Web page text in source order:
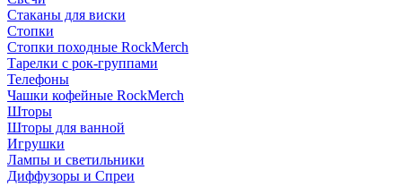
Стаканы для виски
Стопки
Стопки походные RockMerch
Тарелки с рок-группами
Телефоны
Чашки кофейные RockMerch
Шторы
Шторы для ванной
Игрушки
Лампы и светильники
Диффузоры и Спреи